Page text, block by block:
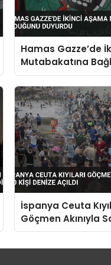
Hamas Gazze’de
Mutabakatına
Duyurdu
İspanya Ceuta
Göçmen Akınıyla
Kişi Denize Açıldı